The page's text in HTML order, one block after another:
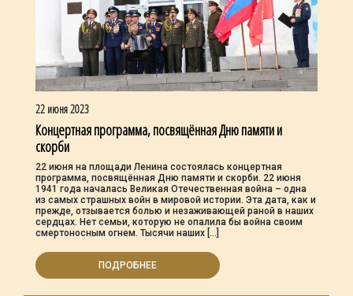
22 июня 2023
Концертная программа, посвящённая Дню памяти и
скорби
22 июня на площади Ленина состоялась концертная
программа, посвящённая Дню памяти и скорби. 22 июня
1941 года началась Великая Отечественная война – одна
из самых страшных войн в мировой истории. Эта дата, как и
прежде, отзывается болью и незаживающей раной в наших
сердцах. Нет семьи, которую не опалила бы война своим
смертоносным огнем. Тысячи наших […]
ПОДРОБНЕЕ